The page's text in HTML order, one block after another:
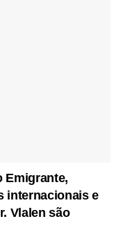
Emigrante,
internacionais e
Vlalen são